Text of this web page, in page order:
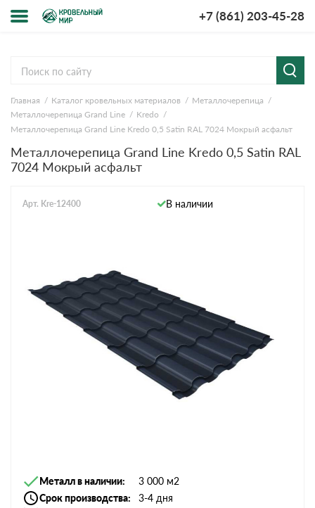
+7 (861) 203-45-28
компании
и оплата
Главная Каталог кровельных материалов
Металлочерепица
Металлочерепица Grand Line
Kredo
Металлочерепица Grand Line Kredo 0,5 Satin RAL 7024 Мокрый асфальт
Металлочерепица Grand Line Kredo 0,5 Satin RAL
7024 Мокрый асфальт
Арт. Kre-12400 В наличии
Металл в наличии
3 000 м2
Срок производства
3-4 дня